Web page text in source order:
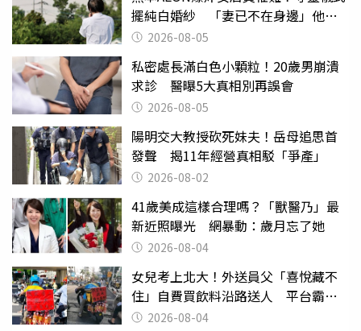
擺純白婚紗 「妻已不在身邊」他淚
喊：無法想像
2026-08-05
私密處長滿白色小顆粒！20歲男崩潰
求診 醫曝5大真相別再誤會
2026-08-05
陽明交大教授砍死妹夫！岳母追思首
發聲 揭11年經營真相駁「爭產」
2026-08-02
41歲美成這樣合理嗎？「獸醫乃」最
新近照曝光 網暴動：歲月忘了她
2026-08-04
女兒考上北大！外送員父「喜悅藏不
住」自費買飲料沿路送人 平台霸氣
幫付學費
2026-08-04